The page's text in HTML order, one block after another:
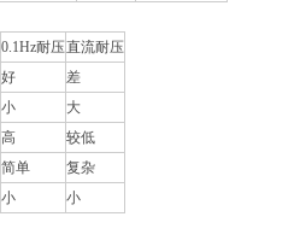
0.1Hz耐压直流耐压
好
差
小
大
高
较低
简单
复杂
小 小